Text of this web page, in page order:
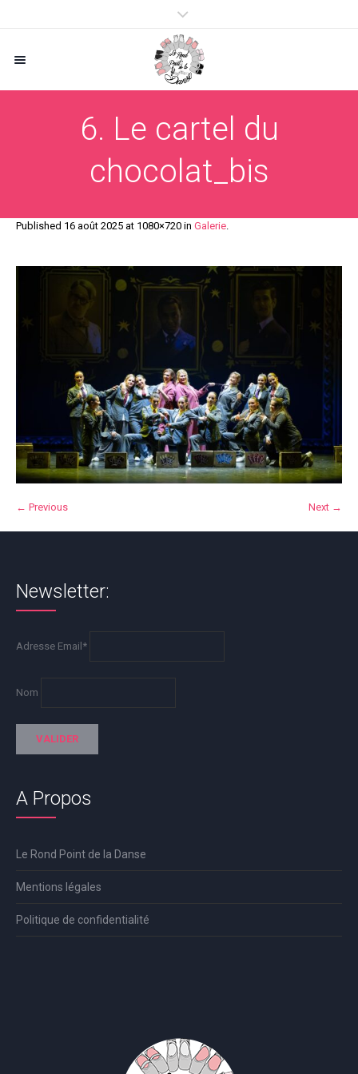
6. Le cartel du
chocolat_bis
Published 16 août 2025 at 1080×720 in Galerie.
← Previous Next →
Newsletter:
Adresse Email*
Nom
A Propos
Le Rond Point de la Danse
Mentions légales
Politique de confidentialité